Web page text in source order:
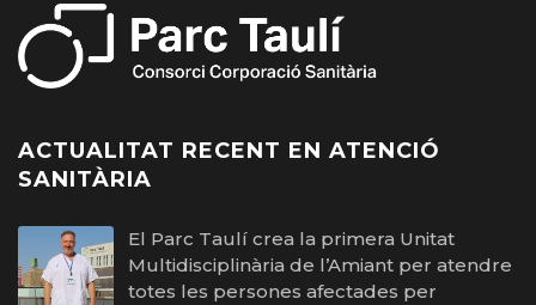
ACTUALITAT RECENT EN ATENCIÓ
SANITÀRIA
El Parc Taulí crea la primera Unitat
Multidisciplinària de l’Amiant per atendre
totes les persones afectades per